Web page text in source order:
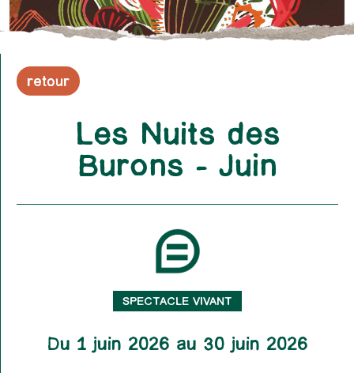
retour
Les Nuits des
Burons – Juin
SPECTACLE VIVANT
Du 1 juin 2026 au 30 juin 2026